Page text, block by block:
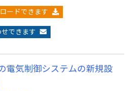
ードできます
できます
電気制御システムの新規設